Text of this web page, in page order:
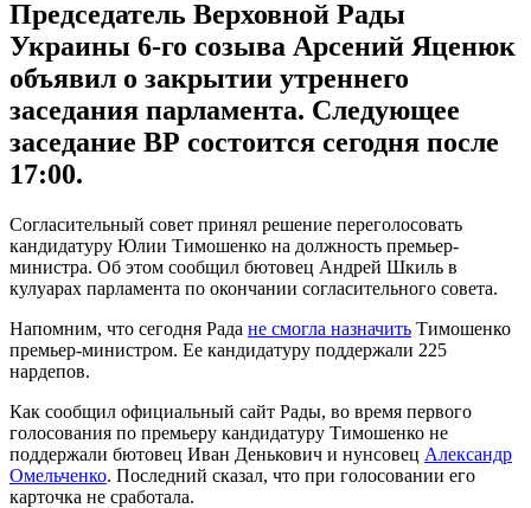
Председатель Верховной Рады
Украины 6-го созыва Арсений Яценюк
объявил о закрытии утреннего
заседания парламента. Следующее
заседание ВР состоится сегодня после
17:00.
Согласительный совет принял решение переголосовать
кандидатуру Юлии Тимошенко на должность премьер-
министра. Об этом сообщил бютовец Андрей Шкиль в
кулуарах парламента по окончании согласительного совета.
Напомним, что сегодня Рада не смогла назначить Тимошенко
премьер-министром. Ее кандидатуру поддержали 225
нардепов.
Как сообщил официальный сайт Рады, во время первого
голосования по премьеру кандидатуру Тимошенко не
поддержали бютовец Иван Денькович и нунсовец Александр
Омельченко. Последний сказал, что при голосовании его
карточка не сработала.